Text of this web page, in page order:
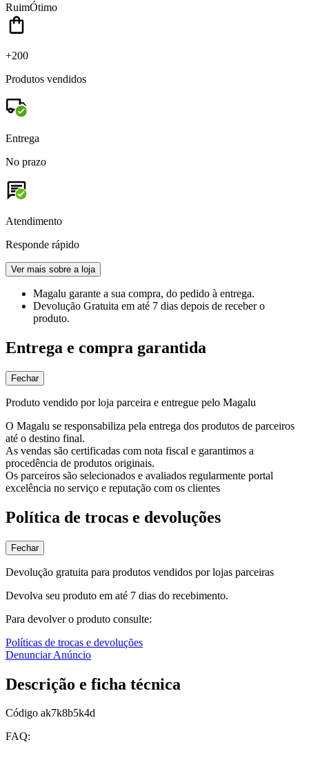
RuimÓtimo
+200
Produtos vendidos
Entrega
No prazo
Atendimento
Responde rápido
Ver mais sobre a loja
Magalu garante a sua compra, do pedido à entrega.
Devolução Gratuita em até 7 dias depois de receber o
produto.
Entrega e compra garantida
Fechar
Produto vendido por loja parceira e entregue pelo Magalu
O Magalu se responsabiliza pela entrega dos produtos de parceiros
até o destino final.
As vendas são certificadas com nota fiscal e garantimos a
procedência de produtos originais.
Os parceiros são selecionados e avaliados regularmente portal
excelência no serviço e reputação com os clientes
Política de trocas e devoluções
Fechar
Devolução gratuita para produtos vendidos por lojas parceiras
Devolva seu produto em até 7 dias do recebimento.
Para devolver o produto consulte:
Políticas de trocas e devoluções
Denunciar Anúncio
Descrição e ficha técnica
Código ak7k8b5k4d
FAQ: